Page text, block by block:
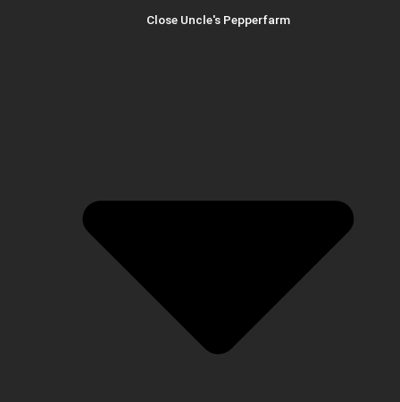
Close Uncle's Pepperfarm